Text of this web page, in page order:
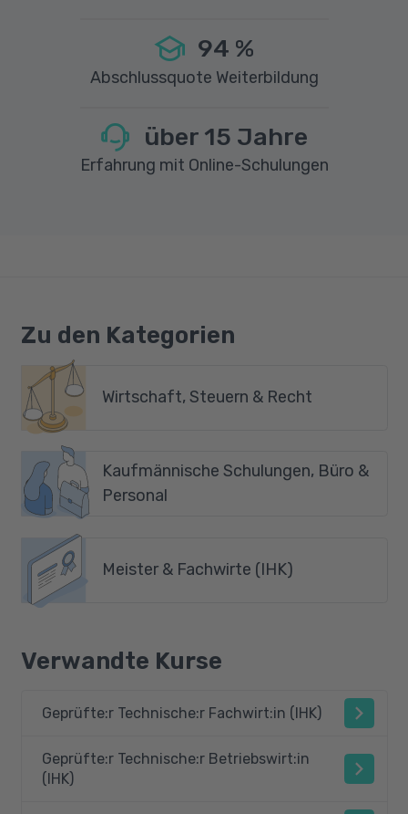
94 %
Abschlussquote Weiterbildung
über 15 Jahre
Erfahrung mit Online-Schulungen
Zu den Kategorien
Wirtschaft, Steuern & Recht
Kaufmännische Schulungen, Büro &
Personal
Meister & Fachwirte (IHK)
Verwandte Kurse
Geprüfte:r Technische:r Fachwirt:in (IHK)
Geprüfte:r Technische:r Betriebswirt:in
(IHK)